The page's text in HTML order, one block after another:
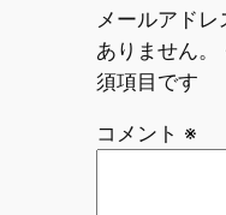
メールアド
ありません。
須項目です
コメント ※